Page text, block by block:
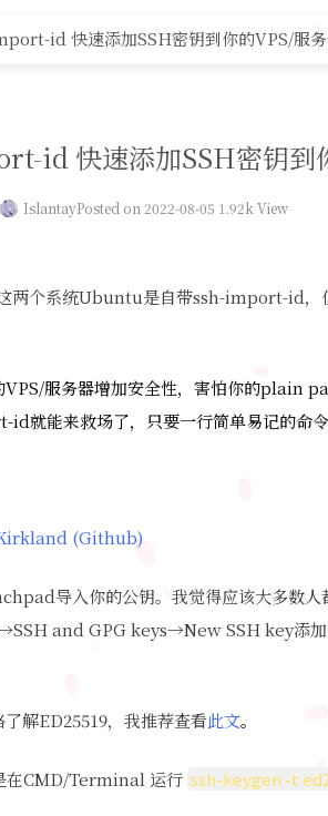
id 快速添加SSH密钥到你的VPS/服
id 快速添加SSH密钥到
IslantayPosted on 2022-08-05 1.92k View
个系统Ubuntu是自带ssh-import-id，
VPS/服务器增加安全性，害怕你的plain
就能来救场了，只要一行简单易记的命令
(Github)
导入你的公钥。我觉得应该大多数人
and GPG keys→New SSH key添加
解ED25519，我推荐查看此文。
在CMD/Terminal 运行 ssh-keygen -t